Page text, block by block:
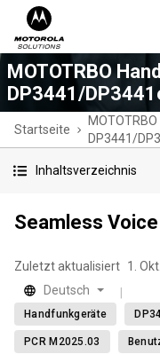
MOTOTRBO
DP3441/
Startseite
DP3441/
Inhaltsverzeichnis
Seamless Voice
Zuletzt aktualisiert 1.
Deutsch
Handfunkgeräte
PCR M2025.03